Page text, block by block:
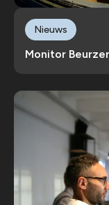
Monitor
Nieuws